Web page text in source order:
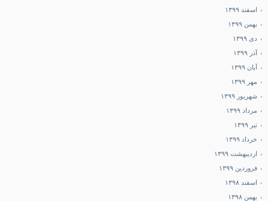
اسفند ۱۳۹۹
بهمن ۱۳۹۹
دی ۱۳۹۹
آذر ۱۳۹۹
آبان ۱۳۹۹
مهر ۱۳۹۹
شهریور ۱۳۹۹
مرداد ۱۳۹۹
تیر ۱۳۹۹
خرداد ۱۳۹۹
اردیبهشت ۱۳۹۹
فروردین ۱۳۹۹
اسفند ۱۳۹۸
بهمن ۱۳۹۸